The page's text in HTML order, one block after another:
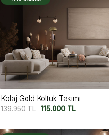
Kolaj Gold Koltuk Takımı
139.950TL 115.000TL